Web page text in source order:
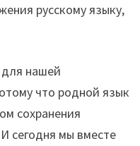
русскому языку,
нашей
что родной язык
сохранения
сегодня мы вместе